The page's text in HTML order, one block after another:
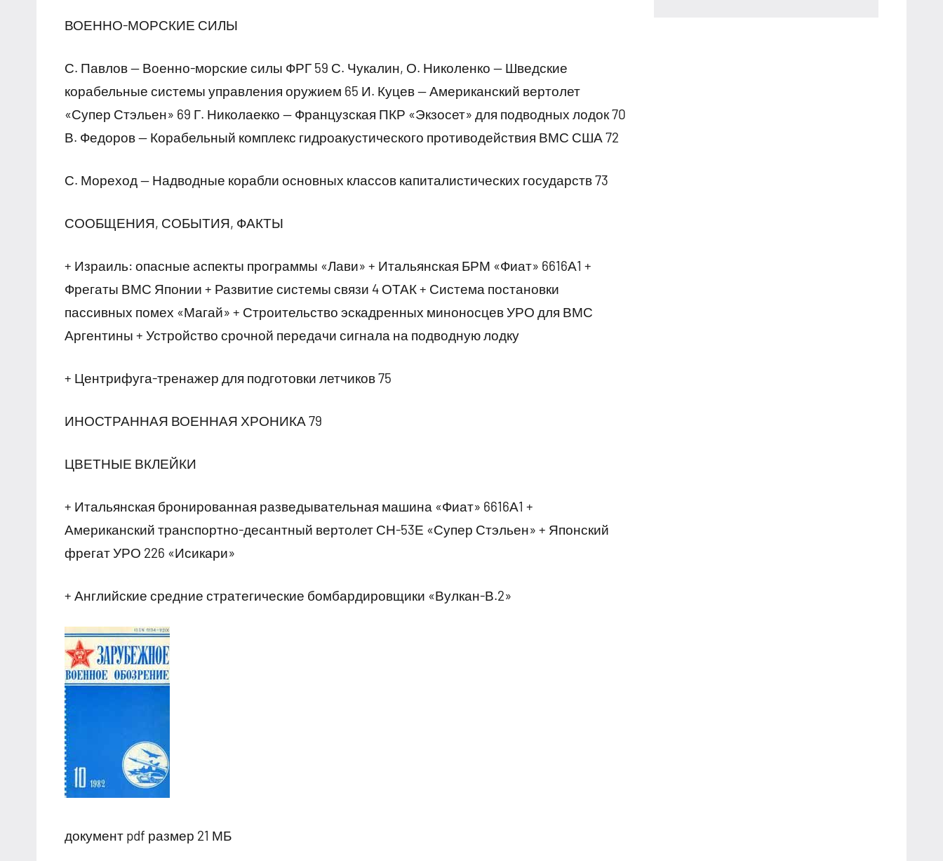
ВОЕННО-МОРСКИЕ СИЛЫ
С. Павлов — Военно-морские силы ФРГ 59 С. Чукалин, О. Николенко — Шведские
корабельные системы управления оружием 65 И. Куцев — Американский вертолет
«Супер Стэльен» 69 Г. Николаекко — Французская ПКР «Экзосет» для подводных лодок 70
В. Федоров — Корабельный комплекс гидроакустического противодействия ВМС США 72
С. Мореход — Надводные корабли основных классов капиталистических государств 73
СООБЩЕНИЯ, СОБЫТИЯ, ФАКТЫ
+ Израиль: опасные аспекты программы «Лави» + Итальянская БРМ «Фиат» 6616А1 +
Фрегаты ВМС Японии + Развитие системы связи 4 ОТАК + Система постановки
пассивных помех «Магай» + Строительство эскадренных миноносцев УРО для ВМС
Аргентины + Устройство срочной передачи сигнала на подводную лодку
+ Центрифуга-тренажер для подготовки летчиков 75
ИНОСТРАННАЯ ВОЕННАЯ ХРОНИКА 79
ЦВЕТНЫЕ ВКЛЕЙКИ
+ Итальянская бронированная разведывательная машина «Фиат» 6616А1 +
Американский транспортно-десантный вертолет СН-53Е «Супер Стэльен» + Японский
фрегат УРО 226 «Исикари»
+ Английские средние стратегические бомбардировщики «Вулкан-В.2»
документ pdf размер 21 МБ